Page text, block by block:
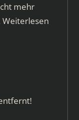
mehr
Weiterlesen